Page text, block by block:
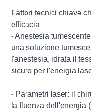
Fattori tecnici chiave
efficacia
- Anestesia
una soluzione
l'anestesia, idrata il
sicuro per l'energia
- Parametri laser: il
la fluenza dell'energia